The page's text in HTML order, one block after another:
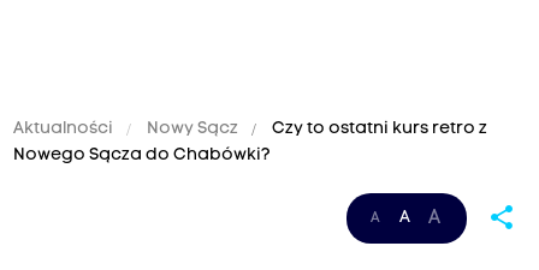
Aktualności Nowy Sącz
Czy to ostatni kurs retro z
Nowego Sącza do Chabówki?
A A A share